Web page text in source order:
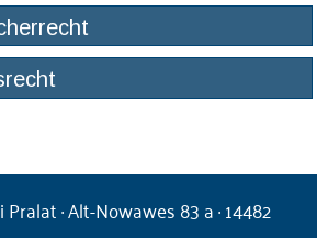
· Alt-Nowawes 83 a · 14482